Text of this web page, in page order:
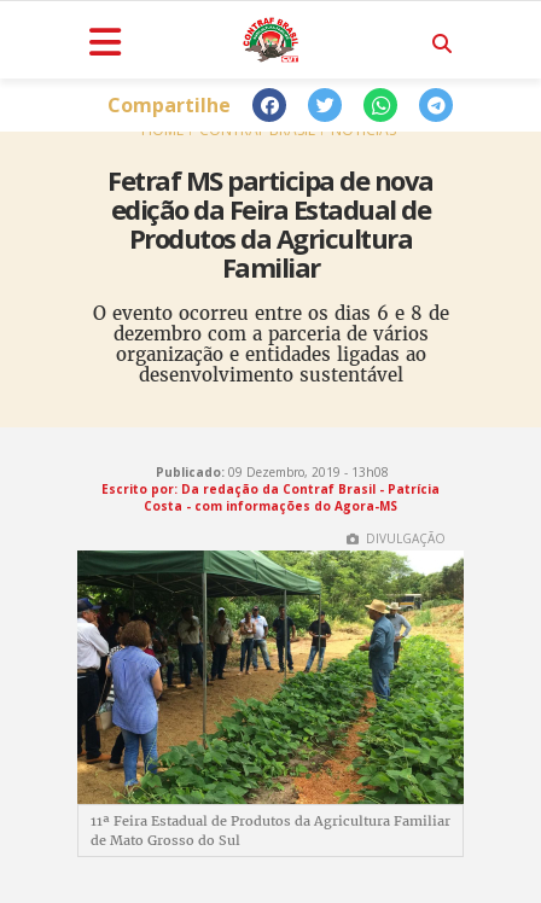
HOME CONTRAF BRASIL NOTÍCIAS
Fetraf MS participa de nova
edição da Feira Estadual de
Produtos da Agricultura
Familiar
O evento ocorreu entre os dias 6 e 8 de
dezembro com a parceria de vários
organização e entidades ligadas ao
desenvolvimento sustentável
Compartilhe
Publicado: 09 Dezembro, 2019 - 13h08
Escrito por: Da redação da Contraf Brasil - Patrícia
Costa - com informações do Agora-MS
DIVULGAÇÃO
11ª Feira Estadual de Produtos da Agricultura Familiar
de Mato Grosso do Sul